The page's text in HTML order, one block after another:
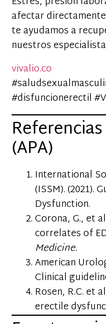
afectar
te ayudamos a
nuestros
vivalio.co
#disfuncionerectil
(APA)
International
(ISSM). (2021).
Dysfunction.
Corona, G., et
correlates of
Medicine.
American
Clinical
Rosen, R.C. et
erectile